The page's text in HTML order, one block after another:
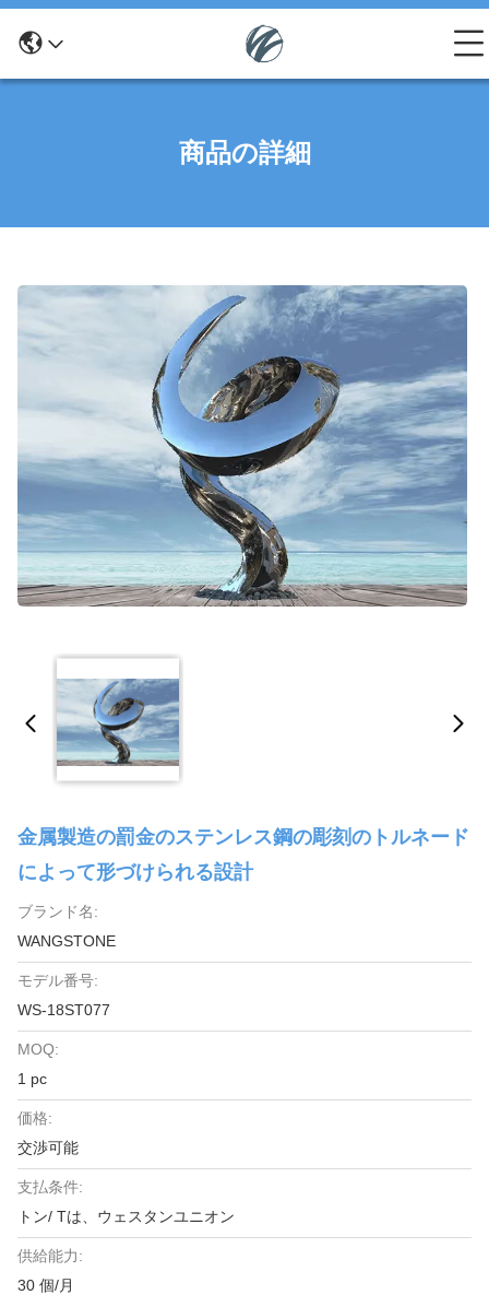
商品の詳細
金属製造の罰金のステンレス鋼の彫刻のトルネード
によって形づけられる設計
ブランド名:
WANGSTONE
モデル番号:
WS-18ST077
MOQ:
1 pc
価格:
交渉可能
支払条件:
トン/ Tは、ウェスタンユニオン
供給能力:
30 個/月